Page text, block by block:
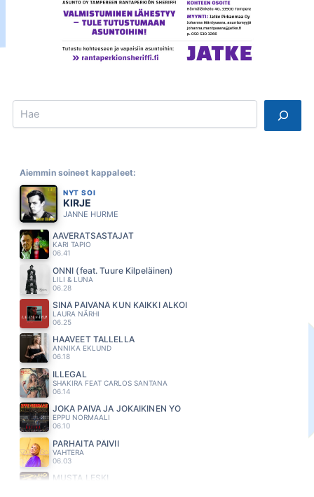
Search
Aiemmin soineet kappaleet:
NYT SOI
KIRJE
JANNE HURME
AAVERATSASTAJAT
KARI TAPIO
06.41
ONNI (feat. Tuure Kilpeläinen)
LILI & LUNA
06.28
SINÄ PÄIVÄNÄ KUN KAIKKI ALKOI
LAURA NÄRHI
06.25
HAAVEET TALLELLA
ANNIKA EKLUND
06.18
ILLEGAL
SHAKIRA FEAT CARLOS SANTANA
06.14
JOKA PÄIVÄ JA JOKAIKINEN YÖ
EPPU NORMAALI
06.10
PARHAITA PÄIVII
VAHTERA
06.03
MUSTA LESKI